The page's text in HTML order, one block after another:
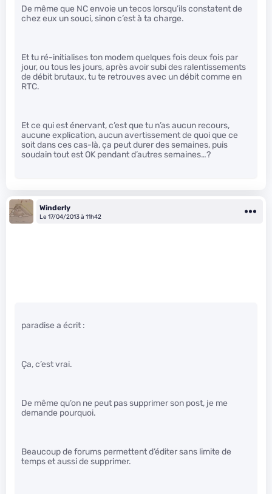
De même que NC envoie un tecos lorsqu’ils constatent de
chez eux un souci, sinon c’est à ta charge.
Et tu ré-initialises ton modem quelques fois deux fois par
jour, ou tous les jours, après avoir subi des ralentissements
de débit brutaux, tu te retrouves avec un débit comme en
RTC.
Et ce qui est énervant, c’est que tu n’as aucun recours,
aucune explication, aucun avertissement de quoi que ce
soit dans ces cas-là, ça peut durer des semaines, puis
soudain tout est OK pendant d’autres semaines…?
Winderly
Le 17/04/2013 à 11h42
paradise a écrit :
Ça, c’est vrai.
De même qu’on ne peut pas supprimer son post, je me
demande pourquoi.
Beaucoup de forums permettent d’éditer sans limite de
temps et aussi de supprimer.